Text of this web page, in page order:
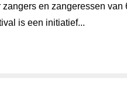
en zangeressen van
is een initiatief...